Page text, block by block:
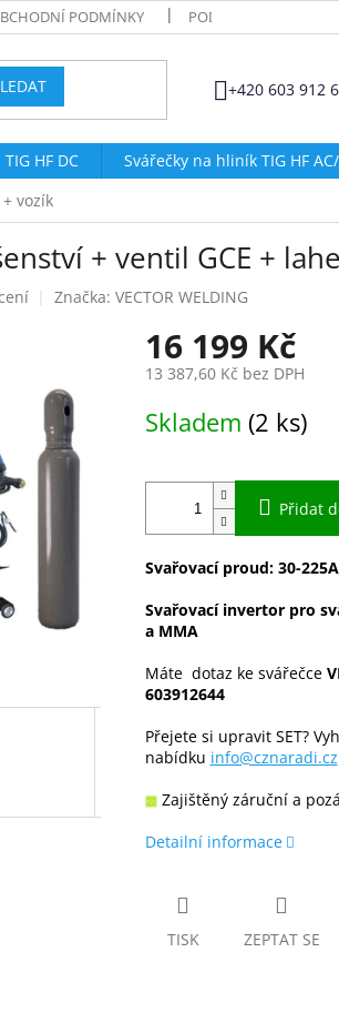
PODMÍNKY PODMÍNKY OCHRANY
+420 603 912
HF DC Svářečky na hliník TIG HF
vozík
+ ventil GCE +
Značka: VECTOR WELDING
16 199 Kč
13 387,60 Kč bez DPH
cena:
Skladem (2 ks)
Přidat
Svařovací proud: 30-
Svařovací invertor pro
a MMA
Máte dotaz ke svářečce
603912644
Přejete si upravit SET?
nabídku info@cznaradi.cz
Zajištěný záruční a
Detailní informace
TISK ZEPTAT SE